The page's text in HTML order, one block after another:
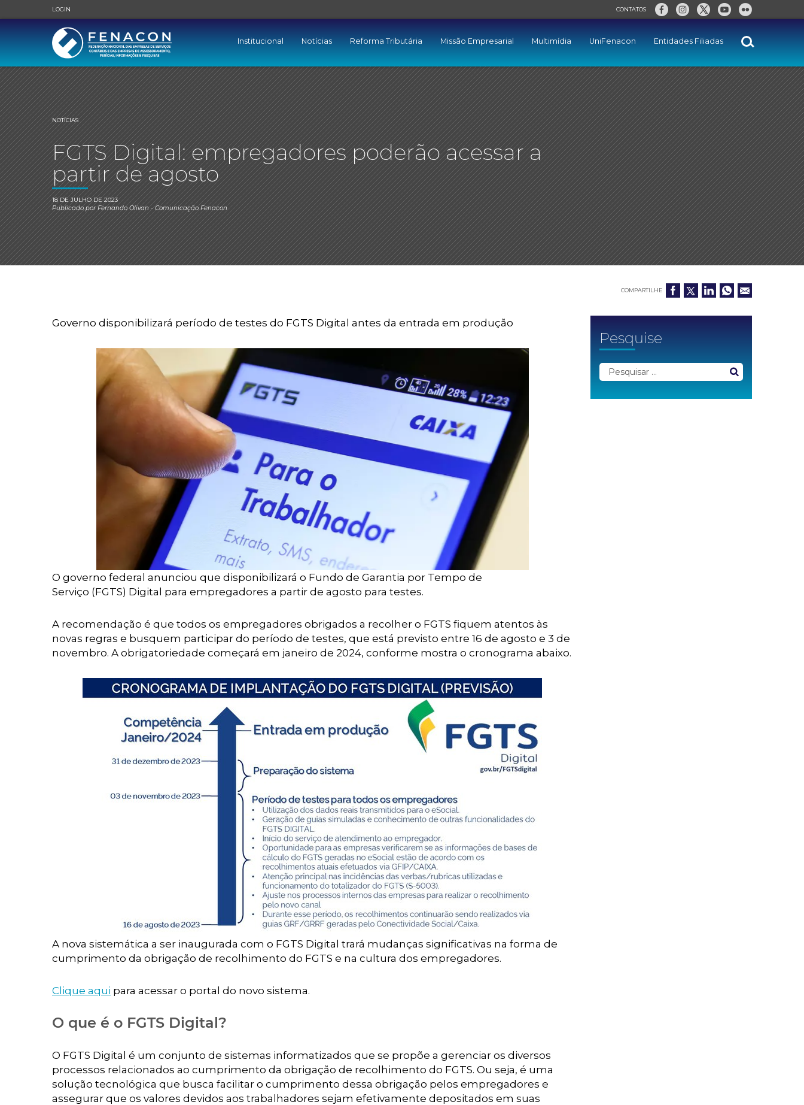
LOGIN CONTATOS
Institucional Notícias Reforma Tributária Missão Empresarial Multimídia UniFenacon Entidades Filiadas
NOTÍCIAS
FGTS Digital: empregadores poderão acessar a
partir de agosto
18 DE JULHO DE 2023
Publicado porFernando Olivan- Comunicação Fenacon
COMPARTILHE
Governo disponibilizará período de testes do FGTS Digital antes da entrada em produção
O governo federal anunciou que disponibilizará o Fundo de Garantia por Tempo de
Serviço (FGTS) Digital para empregadores a partir de agosto para testes.
A recomendação é que todos os empregadores obrigados a recolher o FGTS fiquem atentos às
novas regras e busquem participar do período de testes, que está previsto entre 16 de agosto e 3 de
novembro. A obrigatoriedade começará em janeiro de 2024, conforme mostra o cronograma abaixo.
A nova sistemática a ser inaugurada com o FGTS Digital trará mudanças significativas na forma de
cumprimento da obrigação de recolhimento do FGTS e na cultura dos empregadores.
Clique aqui para acessar o portal do novo sistema.
O que é o FGTS Digital?
O FGTS Digital é um conjunto de sistemas informatizados que se propõe a gerenciar os diversos
processos relacionados ao cumprimento da obrigação de recolhimento do FGTS. Ou seja, é uma
solução tecnológica que busca facilitar o cumprimento dessa obrigação pelos empregadores e
assegurar que os valores devidos aos trabalhadores sejam efetivamente depositados em suas
Pesquise